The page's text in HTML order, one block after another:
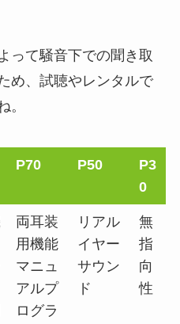
って騒音下での聞き取
め、試聴やレンタルで
。
P70 P50
P3
0
両耳装
用機能
マニュ
アルプ
ログラ
リアル
イヤー
サウン
ド
無
指
向
性